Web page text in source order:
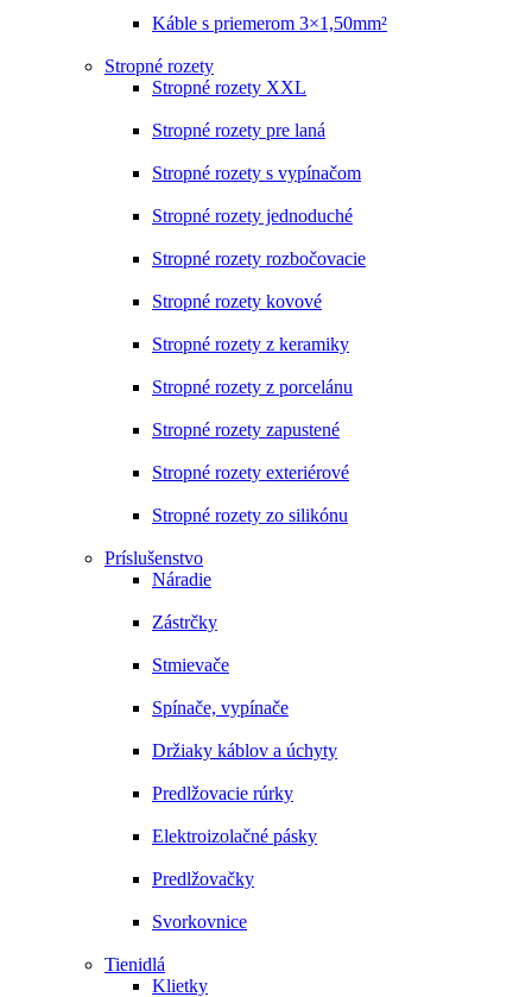
Káble s priemerom 3×1,50mm²
Stropné rozety
Stropné rozety XXL
Stropné rozety pre laná
Stropné rozety s vypínačom
Stropné rozety jednoduché
Stropné rozety rozbočovacie
Stropné rozety kovové
Stropné rozety z keramiky
Stropné rozety z porcelánu
Stropné rozety zapustené
Stropné rozety exteriérové
Stropné rozety zo silikónu
Príslušenstvo
Náradie
Zástrčky
Stmievače
Spínače, vypínače
Držiaky káblov a úchyty
Predlžovacie rúrky
Elektroizolačné pásky
Predlžovačky
Svorkovnice
Tienidlá
Klietky